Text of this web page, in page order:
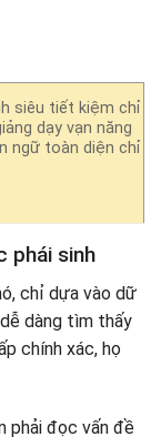
siêu tiết kiệm chỉ
dạy vạn năng
ngữ toàn diện chỉ
phái sinh
chỉ dựa vào dữ
dàng tìm thấy
chính xác, họ